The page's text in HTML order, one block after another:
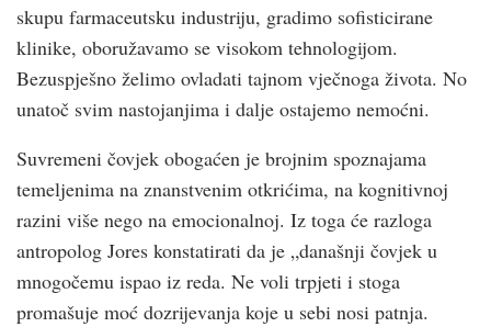
skupu farmaceutsku industriju, gradimo sofisticirane
klinike, oboružavamo se visokom tehnologijom.
Bezuspješno želimo ovladati tajnom vječnoga života. No
unatoč svim nastojanjima i dalje ostajemo nemoćni.
Suvremeni čovjek obogaćen je brojnim spoznajama
temeljenima na znanstvenim otkrićima, na kognitivnoj
razini više nego na emocionalnoj. Iz toga će razloga
antropolog Jores konstatirati da je „današnji čovjek u
mnogočemu ispao iz reda. Ne voli trpjeti i stoga
promašuje moć dozrijevanja koje u sebi nosi patnja.